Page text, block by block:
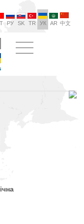
РУ SK TR УК AR 中文